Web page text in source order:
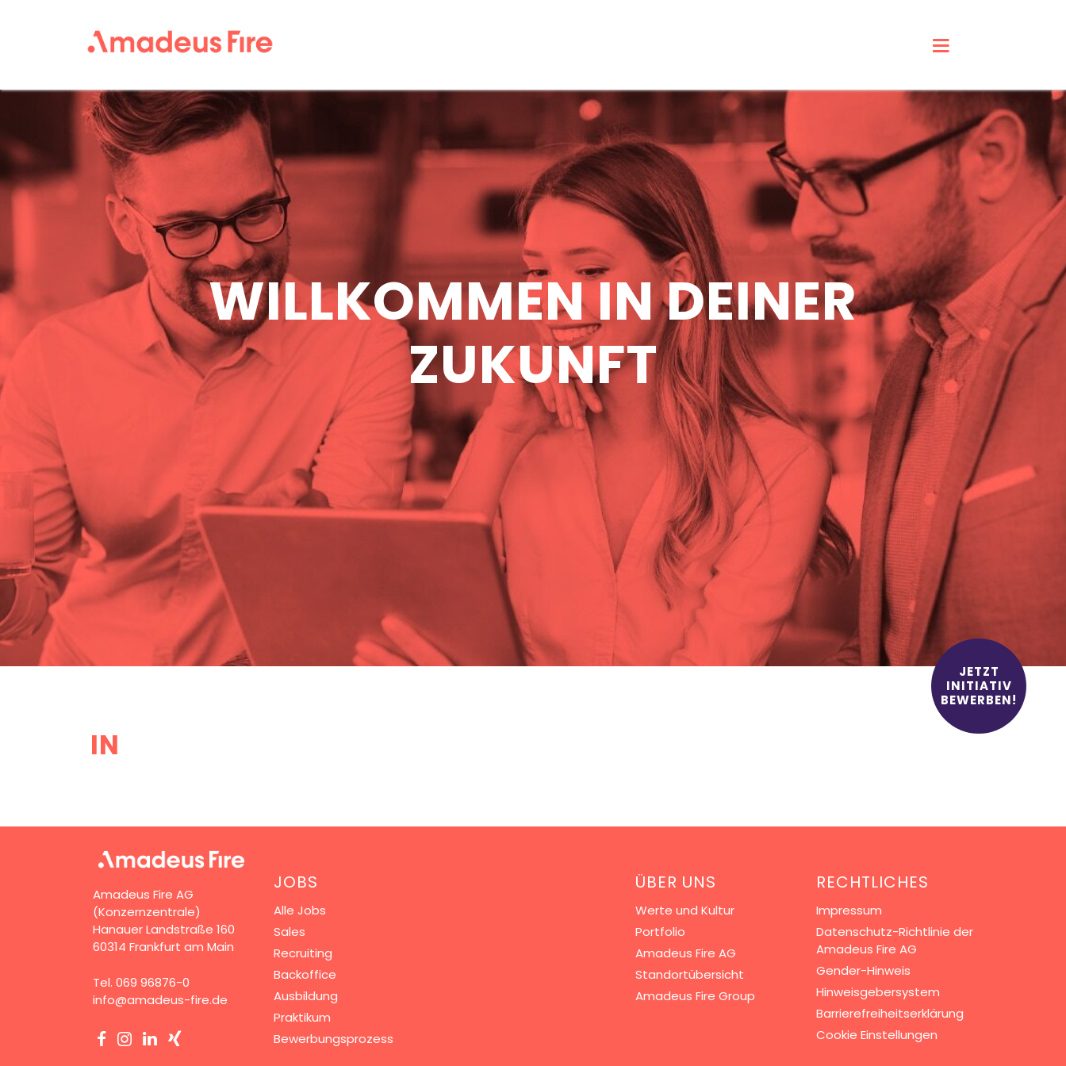
WILLKOMMEN IN DEINER
ZUKUNFT
JETZT
INITIATIV
BEWERBEN!
IN
Amadeus Fire AG
(Konzernzentrale)
Hanauer Landstraße 160
60314 Frankfurt am Main
Tel. 069 96876-0
info@amadeus-fire.de
JOBS
Alle Jobs
Sales
Recruiting
Backoffice
Ausbildung
Praktikum
Bewerbungsprozess
ÜBER UNS
Werte und Kultur
Portfolio
Amadeus Fire AG
Standortübersicht
Amadeus Fire Group
RECHTLICHES
Impressum
Datenschutz-Richtlinie der
Amadeus Fire AG
Gender-Hinweis
Hinweisgebersystem
Barrierefreiheitserklärung
Cookie Einstellungen